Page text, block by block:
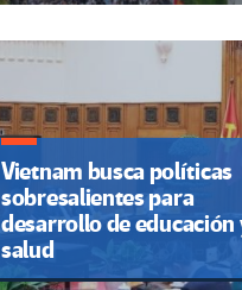
Vietnam busca políticas
sobresalientes para
desarrollo de educación
salud